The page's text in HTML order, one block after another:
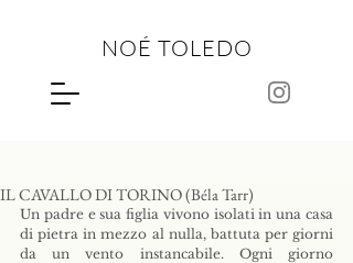
NOÉ TOLEDO
IL CAVALLO DI TORINO (Béla Tarr)
Un padre e sua figlia vivono isolati in una casa
di pietra in mezzo al nulla, battuta per giorni
da un vento instancabile. Ogni giorno